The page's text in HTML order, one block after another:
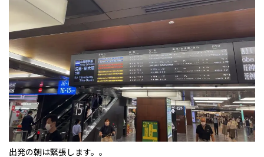
出発の朝は緊張します。。